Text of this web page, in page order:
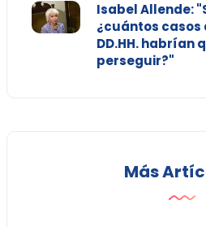
Isabel Allende:
¿cuántos casos
DD.HH. habrían
perseguir?"
Más